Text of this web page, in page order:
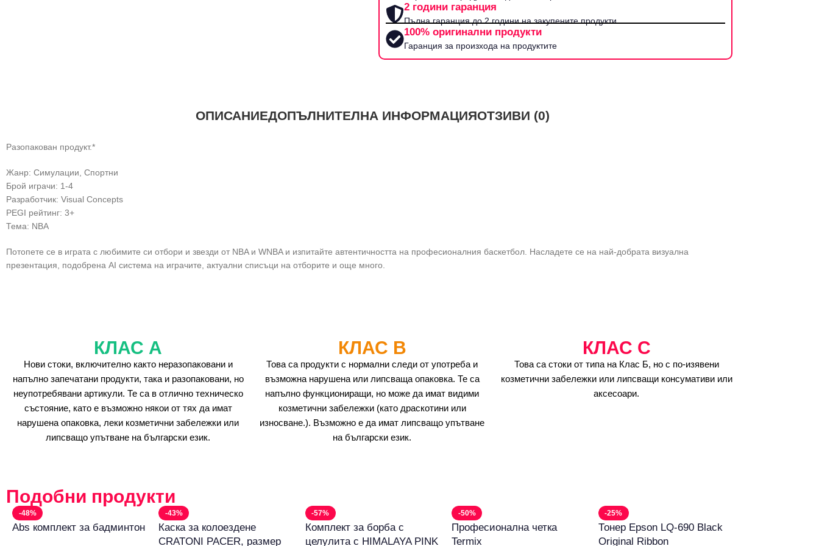
2 години гаранция
Пълна гаранция до 2 години на закупените продукти
100% оригинални продукти
Гаранция за произхода на продуктите
ОПИСАНИЕДОПЪЛНИТЕЛНА ИНФОРМАЦИЯОТЗИВИ (0)
Разопакован продукт.*
Жанр: Симулации, Спортни
Брой играчи: 1-4
Разработчик: Visual Concepts
PEGI рейтинг: 3+
Тема: NBA
Потопете се в играта с любимите си отбори и звезди от NBA и WNBA и изпитайте автентичността на професионалния баскетбол. Насладете се на най-добрата визуална
презентация, подобрена AI система на играчите, актуални списъци на отборите и още много.
КЛАС А
Нови стоки, включително както неразопаковани и
напълно запечатани продукти, така и разопаковани, но
неупотребявани артикули. Те са в отлично техническо
състояние, като е възможно някои от тях да имат
нарушена опаковка, леки козметични забележки или
липсващо упътване на български език.
КЛАС B
Това са продукти с нормални следи от употреба и
възможна нарушена или липсваща опаковка. Те са
напълно функциониращи, но може да имат видими
козметични забележки (като драскотини или
износване.). Възможно е да имат липсващо упътване
на български език.
КЛАС C
Това са стоки от типа на Клас Б, но с по-изявени
козметични забележки или липсващи консумативи или
аксесоари.
Подобни продукти
-48%
Abs комплект за бадминтон
-43%
Каска за колоездене
CRATONI PACER, размер
-57%
Комплект за борба с
целулита с HIMALAYA PINK
-50%
Професионална четка
Termix
-25%
Тонер Epson LQ-690 Black
Original Ribbon